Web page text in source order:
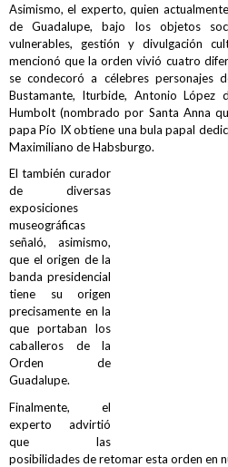
Asimismo, el experto, quien
de Guadalupe, bajo los objetos
vulnerables, gestión y divulgación
mencionó que la orden vivió cuatro
se condecoró a célebres personajes
Bustamante, Iturbide, Antonio López
Humbolt (nombrado por Santa Anna
papa Pío IX obtiene una bula papal
Maximiliano de Habsburgo.
El también curador
de diversas
exposiciones
museográficas
señaló, asimismo,
que el origen de la
banda presidencial
tiene su origen
precisamente en la
que portaban los
caballeros de la
Orden de
Guadalupe.
Finalmente, el
experto advirtió
que las
posibilidades de retomar esta orden en